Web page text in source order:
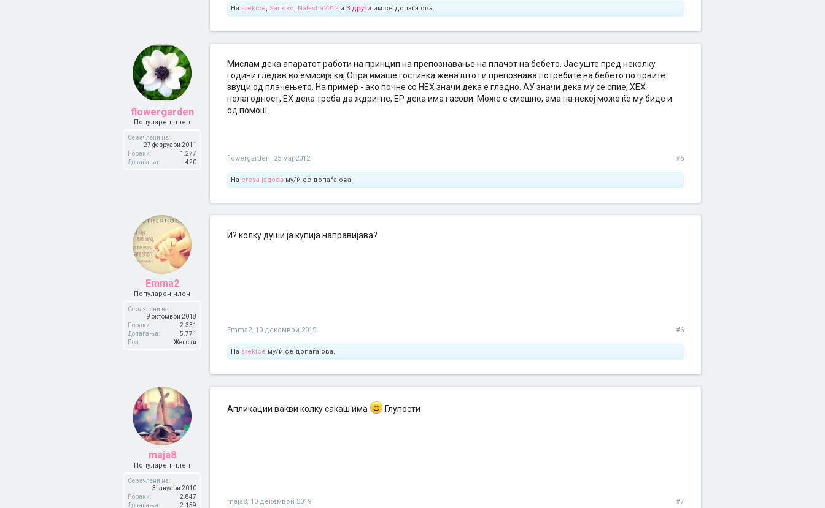
На srekice, Saricko, Natasha2012и 3 други им се допаѓа ова.
flowergarden
Популарен член
Се зачлени на:
27 февруари 2011
Пораки:
1.277
Допаѓања:
420
Мислам дека апаратот работи на принцип на препознавање на плачот на бебето. Јас уште пред неколку
години гледав во емисија кај Опра имаше гостинка жена што ги препознава потребите на бебето по првите
звуци од плачењето. На пример - ако почне со НЕХ значи дека е гладно. АУ значи дека му се спие, ХЕХ
нелагодност, ЕХ дека треба да ждригне, ЕР дека има гасови. Може е смешно, ама на некој може ќе му биде и
од помош.
flowergarden, 25 мај 2012 #5
На cresa-jagoda му/ѝ се допаѓа ова.
Emma2
Популарен член
Се зачлени на:
9 октомври 2018
Пораки:
2.331
Допаѓања:
5.771
Пол:
Женски
И? колку души ја купија направијава?
Emma2, 10 декември 2019 #6
На srekice му/ѝ се допаѓа ова.
maja8
Популарен член
Се зачлени на:
3 јануари 2010
Пораки:
2.847
Допаѓања:
2.159
Апликации вакви колку сакаш има Глупости
maja8, 10 декември 2019 #7